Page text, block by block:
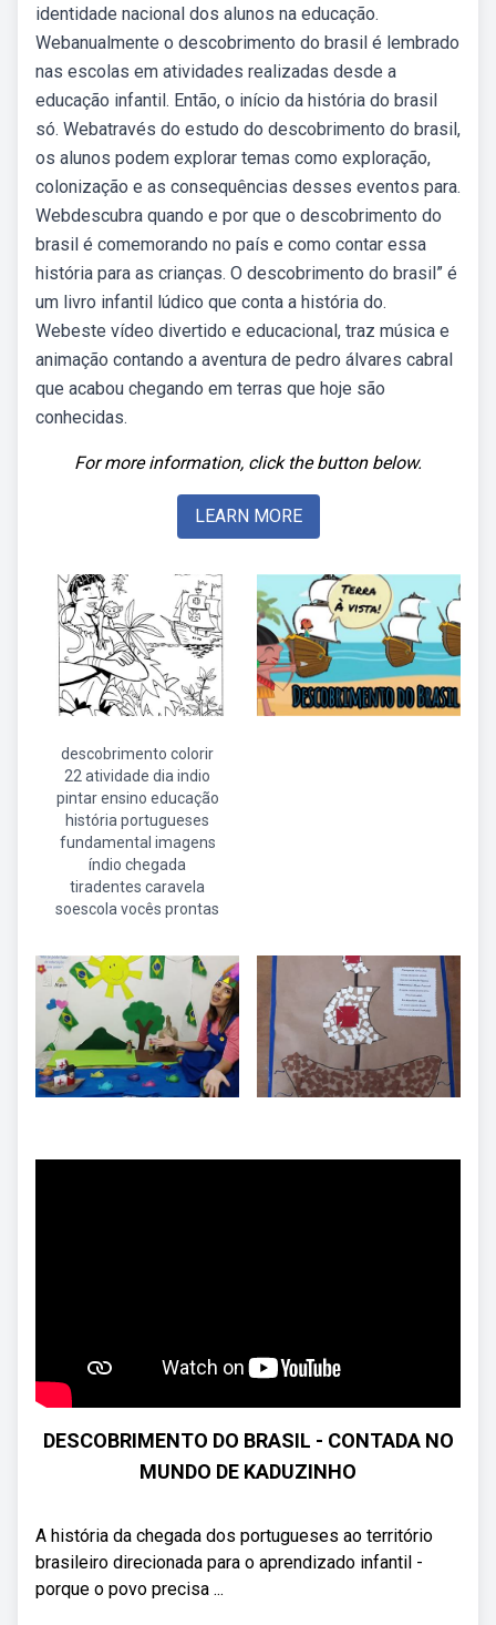
identidade nacional dos alunos na educação.
Webanualmente o descobrimento do brasil é lembrado
nas escolas em atividades realizadas desde a
educação infantil. Então, o início da história do brasil
só. Webatravés do estudo do descobrimento do brasil,
os alunos podem explorar temas como exploração,
colonização e as consequências desses eventos para.
Webdescubra quando e por que o descobrimento do
brasil é comemorando no país e como contar essa
história para as crianças. O descobrimento do brasil” é
um livro infantil lúdico que conta a história do.
Webeste vídeo divertido e educacional, traz música e
animação contando a aventura de pedro álvares cabral
que acabou chegando em terras que hoje são
conhecidas.
For more information, click the button below.
LEARN MORE
descobrimento colorir
22 atividade dia indio
pintar ensino educação
história portugueses
fundamental imagens
índio chegada
tiradentes caravela
soescola vocês prontas
DESCOBRIMENTO DO BRASIL - CONTADA NO
MUNDO DE KADUZINHO
A história da chegada dos portugueses ao território
brasileiro direcionada para o aprendizado infantil -
porque o povo precisa ...